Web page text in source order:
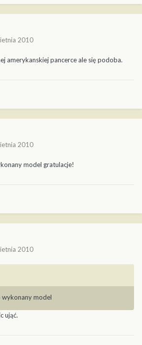
2010
amerykanskiej pancerce ale się podoba.
2010
model gratulacje!
2010
wykonany model
ująć.